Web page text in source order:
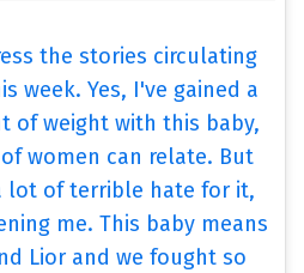
the stories circulating
week. Yes, I've gained a
of weight with this baby,
women can relate. But
lot of terrible hate for it,
me. This baby means
Lior and we fought so